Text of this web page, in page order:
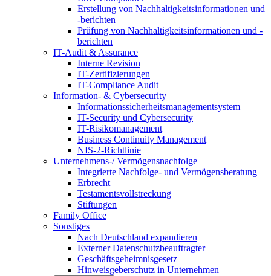
Erstellung von Nachhaltigkeitsinformationen und
-berichten
Prüfung von Nachhaltigkeitsinformationen und -
berichten
IT-Audit & Assurance
Interne Revision
IT-Zertifizierungen
IT-Compliance Audit
Information- & Cybersecurity
Informationssicherheitsmanagementsystem
IT-Security und Cybersecurity
IT-Risikomanagement
Business Continuity Management
NIS-2-Richtlinie
Unternehmens-/Vermögensnachfolge
Integrierte Nachfolge- und Vermögensberatung
Erbrecht
Testamentsvollstreckung
Stiftungen
Family Office
Sonstiges
Nach Deutschland expandieren
Externer Datenschutzbeauftragter
Geschäftsgeheimnisgesetz
Hinweisgeberschutz in Unternehmen